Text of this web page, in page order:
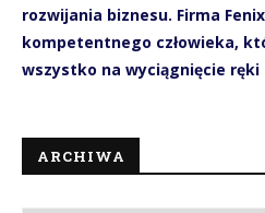
rozwijania biznesu. Firma
kompetentnego człowieka,
wszystko na wyciągnięcie ręki
ARCHIWA